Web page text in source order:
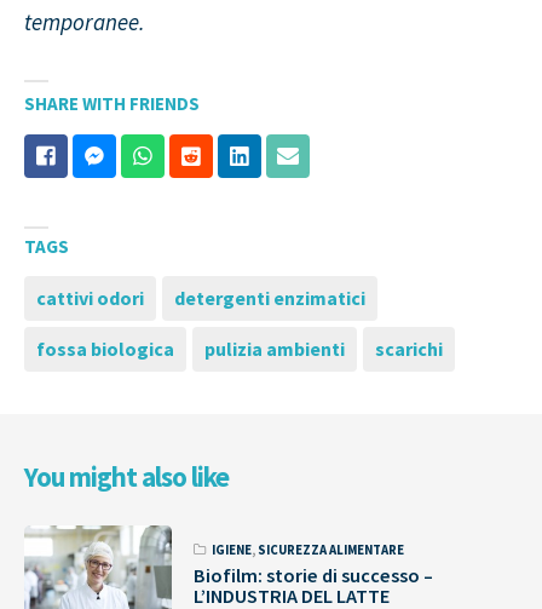
temporanee.
SHARE WITH FRIENDS
TAGS
cattivi odori detergenti enzimatici
fossa biologica pulizia ambienti scarichi
You might also like
IGIENE, SICUREZZA ALIMENTARE
Biofilm: storie di successo –
L’INDUSTRIA DEL LATTE